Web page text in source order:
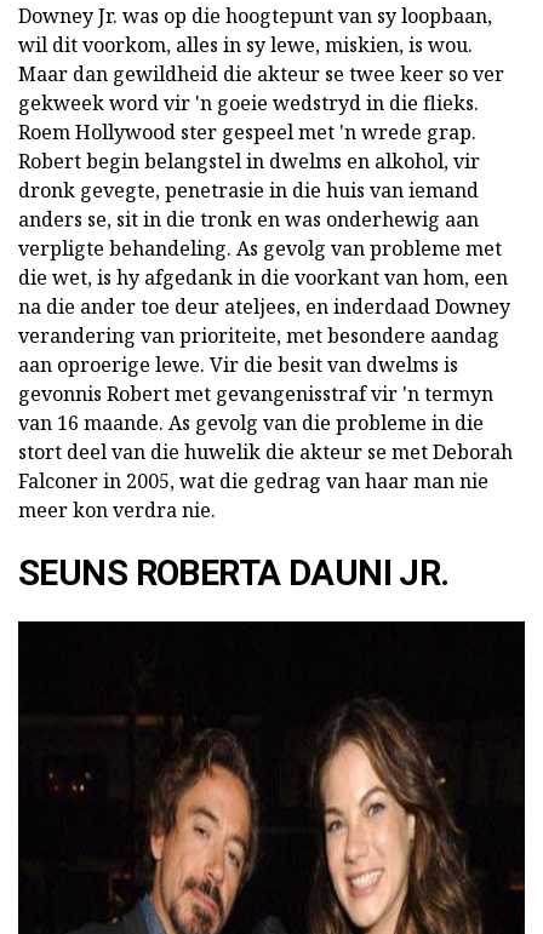
Downey Jr. was op die hoogtepunt van sy loopbaan,
wil dit voorkom, alles in sy lewe, miskien, is wou.
Maar dan gewildheid die akteur se twee keer so ver
gekweek word vir 'n goeie wedstryd in die flieks.
Roem Hollywood ster gespeel met 'n wrede grap.
Robert begin belangstel in dwelms en alkohol, vir
dronk gevegte, penetrasie in die huis van iemand
anders se, sit in die tronk en was onderhewig aan
verpligte behandeling. As gevolg van probleme met
die wet, is hy afgedank in die voorkant van hom, een
na die ander toe deur ateljees, en inderdaad Downey
verandering van prioriteite, met besondere aandag
aan oproerige lewe. Vir die besit van dwelms is
gevonnis Robert met gevangenisstraf vir 'n termyn
van 16 maande. As gevolg van die probleme in die
stort deel van die huwelik die akteur se met Deborah
Falconer in 2005, wat die gedrag van haar man nie
meer kon verdra nie.
SEUNS ROBERTA DAUNI JR.